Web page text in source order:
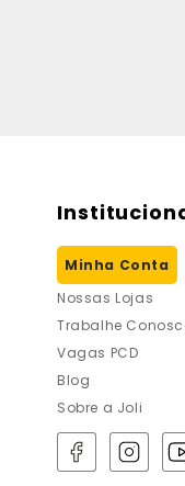
Minha Conta
Nossas Lojas
Trabalhe
Vagas PCD
Blog
Sobre a Joli